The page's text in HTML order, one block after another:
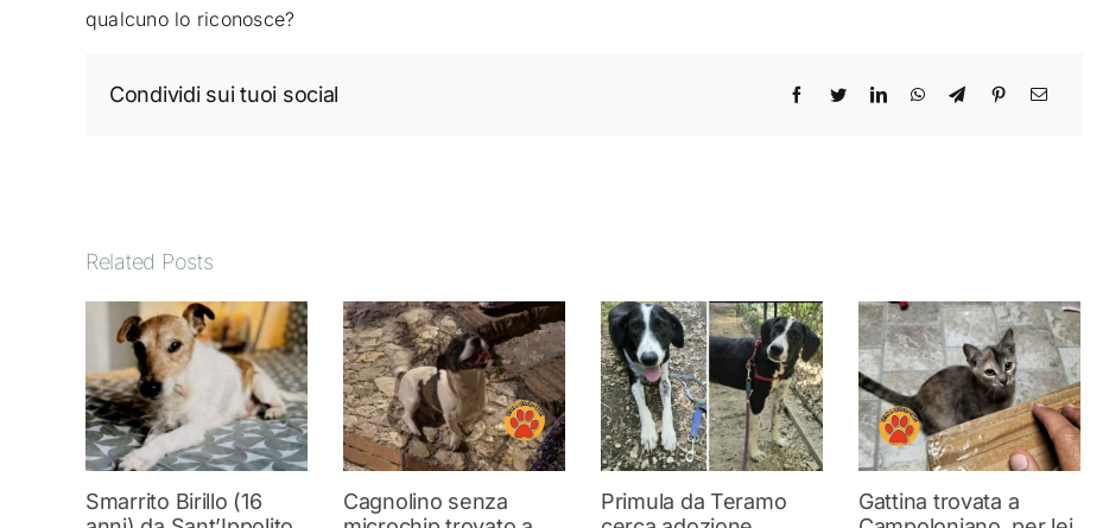
qualcuno lo riconosce?
Condividi sui tuoi social
Related Posts
Smarrito Birillo (16
Cagnolino senza
Primula da Teramo
Gattina trovata a